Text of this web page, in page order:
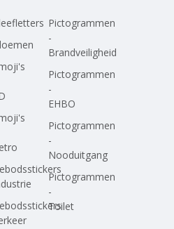
Pictogrammen
-
Brandveiligheid
Pictogrammen
-
EHBO
Pictogrammen
-
Nooduitgang
Pictogrammen
-
Toilet